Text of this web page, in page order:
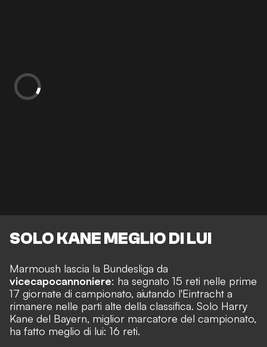
SOLO KANE MEGLIO DI LUI
Marmoush lascia la Bundesliga da
vicecapocannoniere: ha segnato 15 reti nelle prime
17 giornate di campionato, aiutando l'Eintracht a
rimanere nelle parti alte della classifica. Solo Harry
Kane del Bayern, miglior marcatore del campionato,
ha fatto meglio di lui: 16 reti.